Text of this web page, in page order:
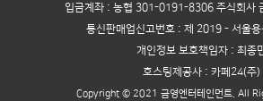
입금계좌 : 농협 301-0191-8306 주식회사
통신판매업신고번호 : 제 2019 - 서울
개인정보 보호책임자 : 최종
호스팅제공사 : 카페24(주)
Copyright © 2021 금영엔터테인먼트. All